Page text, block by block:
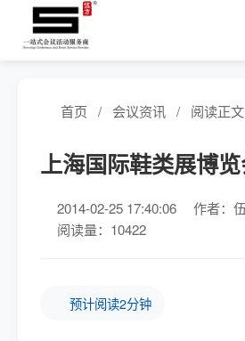
首页 / 会议资讯 / 阅读正文
上海国际鞋类展博
2014-02-25 17:40:06
作者：
阅读量：10422
预计阅读2分钟